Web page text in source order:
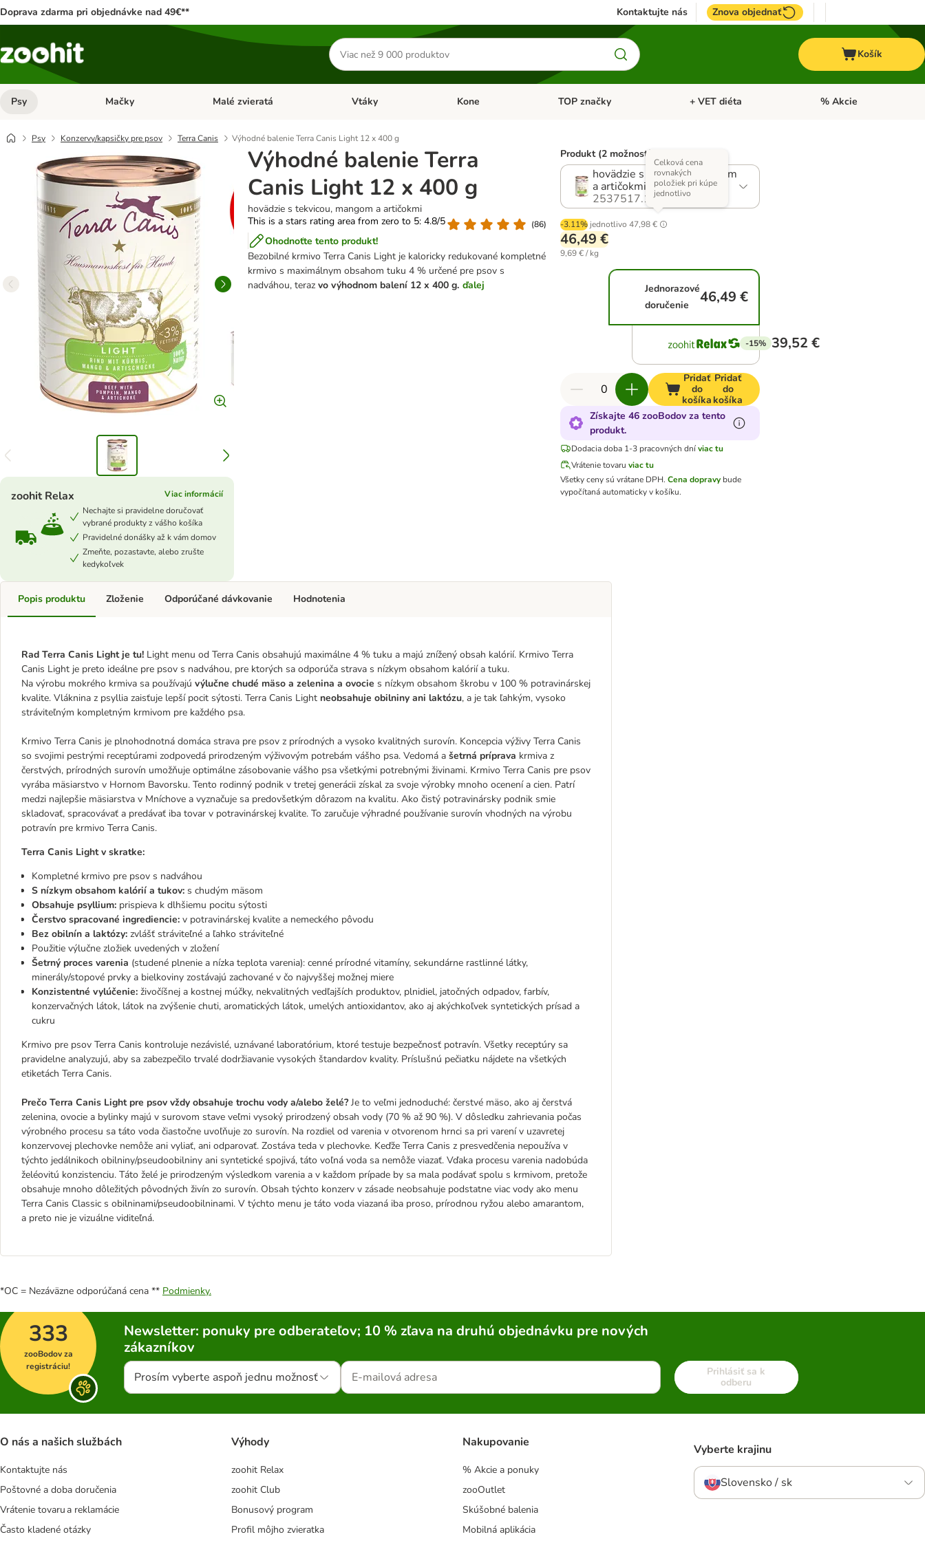
Doprava zdarma pri objednávke nad 49€** Kontaktujte nás Znova objednať
Hľadať
produkty
Košík
Psy Otvoriť menu: Psy
Mačky Otvoriť menu: Mačky
Malé zvieratá Otvoriť menu: Malé zvieratá
Vtáky Otvoriť menu: Vtáky
Kone Otvoriť menu: Kone
TOP značky Otvoriť menu: TOP značky
+ VET diéta Otvoriť menu: + VET diéta
% Akcie
Psy Konzervy/kapsičky pre psov Terra Canis Výhodné balenie Terra Canis Light 12 x 400 g
Výhodné balenie Terra
Canis Light 12 x 400 g
hovädzie s tekvicou, mangom a artičokmi
This is a stars rating area from zero to 5: 4.8/5
(86)
Ohodnoťte tento produkt!
Bezobilné krmivo Terra Canis Light je kaloricky redukované kompletné
krmivo s maximálnym obsahom tuku 4 % určené pre psov s
nadváhou, teraz vo výhodnom balení 12 x 400 g. ďalej
zoohit Relax
Viac informácií
Nechajte si pravidelne doručovať
vybrané produkty z vášho košíka
Pravidelné donášky až k vám domov
Zmeňte, pozastavte, alebo zrušte
kedykoľvek
Produkt (2 možností)
hovädzie s tekvicou, mangom
a artičokmi
2537517.1
-3.11% jednotlivo 47,98 €
Celková cena
rovnakých
položiek pri kúpe
jednotlivo
46,49 €
9,69 € / kg
Jednorazové
doručenie
46,49 €
-15% 39,52 €
Pridať
do
košíka
Pridať
do
košíka
Získajte 46 zooBodov za tento
produkt.
Dodacia doba 1-3 pracovných dníviac tu
Vrátenie tovaru viac tu
Všetky ceny sú vrátane DPH. Cena dopravy bude
vypočítaná automaticky v košíku.
Popis produktu
Rad Terra Canis Light je tu! Light menu od Terra Canis obsahujú maximálne 4 % tuku a majú znížený obsah kalórií. Krmivo Terra
Canis Light je preto ideálne pre psov s nadváhou, pre ktorých sa odporúča strava s nízkym obsahom kalórií a tuku.
Na výrobu mokrého krmiva sa používajú výlučne chudé mäso a zelenina a ovocie s nízkym obsahom škrobu v 100 % potravinárskej
kvalite. Vláknina z psyllia zaisťuje lepší pocit sýtosti. Terra Canis Light neobsahuje obilniny ani laktózu, a je tak ľahkým, vysoko
stráviteľným kompletným krmivom pre každého psa.
Krmivo Terra Canis je plnohodnotná domáca strava pre psov z prírodných a vysoko kvalitných surovín. Koncepcia výživy Terra Canis
so svojimi pestrými receptúrami zodpovedá prirodzeným výživovým potrebám vášho psa. Vedomá a šetrná príprava krmiva z
čerstvých, prírodných surovín umožňuje optimálne zásobovanie vášho psa všetkými potrebnými živinami. Krmivo Terra Canis pre psov
vyrába mäsiarstvo v Hornom Bavorsku. Tento rodinný podnik v tretej generácii získal za svoje výrobky mnoho ocenení a cien. Patrí
medzi najlepšie mäsiarstva v Mníchove a vyznačuje sa predovšetkým dôrazom na kvalitu. Ako čistý potravinársky podnik smie
skladovať, spracovávať a predávať iba tovar v potravinárskej kvalite. To zaručuje výhradné používanie surovín vhodných na výrobu
potravín pre krmivo Terra Canis.
Terra Canis Light v skratke:
Kompletné krmivo pre psov s nadváhou
S nízkym obsahom kalórií a tukov: s chudým mäsom
Obsahuje psyllium: prispieva k dlhšiemu pocitu sýtosti
Čerstvo spracované ingrediencie: v potravinárskej kvalite a nemeckého pôvodu
Bez obilnín a laktózy: zvlášť stráviteľné a ľahko stráviteľné
Použitie výlučne zložiek uvedených v zložení
Šetrný proces varenia (studené plnenie a nízka teplota varenia): cenné prírodné vitamíny, sekundárne rastlinné látky,
minerály/stopové prvky a bielkoviny zostávajú zachované v čo najvyššej možnej miere
Konzistentné vylúčenie: živočíšnej a kostnej múčky, nekvalitných vedľajších produktov, plnidiel, jatočných odpadov, farbív,
konzervačných látok, látok na zvýšenie chuti, aromatických látok, umelých antioxidantov, ako aj akýchkoľvek syntetických prísad a
cukru
Krmivo pre psov Terra Canis kontroluje nezávislé, uznávané laboratórium, ktoré testuje bezpečnosť potravín. Všetky receptúry sa
pravidelne analyzujú, aby sa zabezpečilo trvalé dodržiavanie vysokých štandardov kvality. Príslušnú pečiatku nájdete na všetkých
etiketách Terra Canis.
Prečo Terra Canis Light pre psov vždy obsahuje trochu vody a/alebo želé?Je to veľmi jednoduché: čerstvé mäso, ako aj čerstvá
zelenina, ovocie a bylinky majú v surovom stave veľmi vysoký prirodzený obsah vody (70 % až 90 %). V dôsledku zahrievania počas
výrobného procesu sa táto voda čiastočne uvoľňuje zo surovín. Na rozdiel od varenia v otvorenom hrnci sa pri varení v uzavretej
konzervovej plechovke nemôže ani vyliať, ani odparovať. Zostáva teda v plechovke. Keďže Terra Canis z presvedčenia nepoužíva v
týchto jedálnikoch obilniny/pseudoobilniny ani syntetické spojivá, táto voľná voda sa nemôže viazať. Vďaka procesu varenia nadobúda
želéovitú konzistenciu. Táto želé je prirodzeným výsledkom varenia a v každom prípade by sa mala podávať spolu s krmivom, pretože
obsahuje mnoho dôležitých pôvodných živín zo surovín. Obsah týchto konzerv v zásade neobsahuje podstatne viac vody ako menu
Terra Canis Classic s obilninami/pseudoobilninami. V týchto menu je táto voda viazaná iba proso, prírodnou ryžou alebo amarantom,
a preto nie je vizuálne viditeľná.
Zloženie Odporúčané dávkovanie Hodnotenia
*OC = Nezáväzne odporúčaná cena ** Podmienky.
333
zooBodov za
registráciu!
Newsletter: ponuky pre odberateľov; 10 % zľava na druhú objednávku pre nových
zákazníkov
Prosím vyberte aspoň jednu možnosť
Prihlásiť sa k
odberu
O nás a našich službách
Kontaktujte nás
Poštovné a doba doručenia
Vrátenie tovaru a reklamácie
Často kladené otázky
Výhody
zoohit Relax
zoohit Club
Bonusový program
Profil môjho zvieratka
Nakupovanie
% Akcie a ponuky
zooOutlet
Skúšobné balenia
Mobilná aplikácia
Vyberte krajinu
Slovensko / sk